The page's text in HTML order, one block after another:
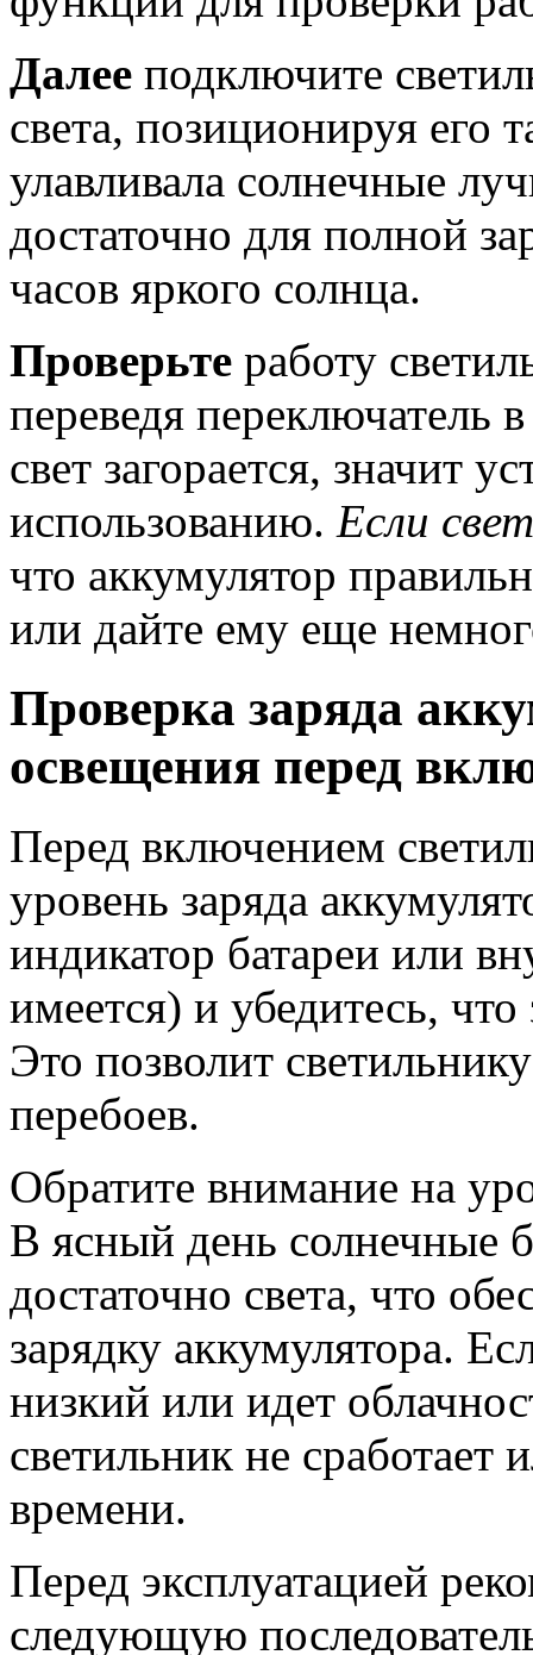
Далее подключите
света, позиционируя его
улавливала солнечные
достаточно для полной
часов яркого солнца.
Проверьте работу
переведя переключатель
свет загорается, значит
использованию. Если
что аккумулятор
или дайте ему еще
Проверка заряда
освещения перед
Перед включением
уровень заряда
индикатор батареи или
имеется) и убедитесь,
Это позволит
перебоев.
Обратите внимание на
В ясный день солнечные
достаточно света, что
зарядку аккумулятора.
низкий или идет
светильник не
времени.
Перед эксплуатацией
следующую